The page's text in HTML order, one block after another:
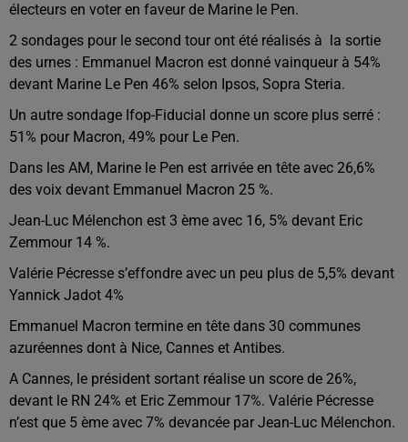
électeurs en voter en faveur de Marine le Pen.
2 sondages pour le second tour ont été réalisés à la sortie
des urnes : Emmanuel Macron est donné vainqueur à 54%
devant Marine Le Pen 46% selon Ipsos, Sopra Steria.
Un autre sondage Ifop-Fiducial donne un score plus serré :
51% pour Macron, 49% pour Le Pen.
Dans les AM, Marine le Pen est arrivée en tête avec 26,6%
des voix devant Emmanuel Macron 25 %.
Jean-Luc Mélenchon est 3 ème avec 16, 5% devant Eric
Zemmour 14 %.
Valérie Pécresse s’effondre avec un peu plus de 5,5% devant
Yannick Jadot 4%
Emmanuel Macron termine en tête dans 30 communes
azuréennes dont à Nice, Cannes et Antibes.
A Cannes, le président sortant réalise un score de 26%,
devant le RN 24% et Eric Zemmour 17%. Valérie Pécresse
n’est que 5 ème avec 7% devancée par Jean-Luc Mélenchon.